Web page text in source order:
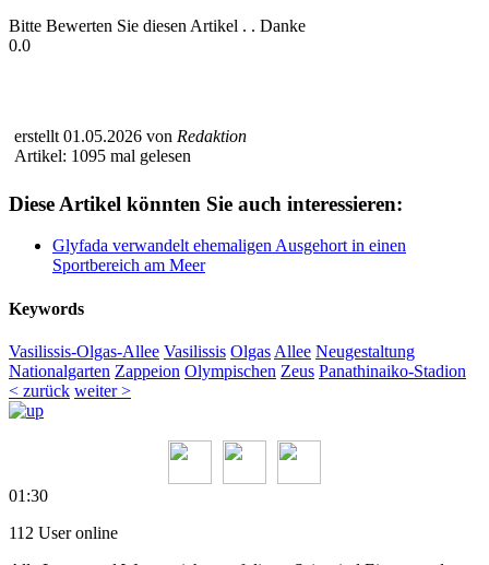
Bitte Bewerten Sie diesen Artikel . . Danke
0.0
erstellt 01.05.2026 von Redaktion
Artikel: 1095 mal gelesen
Diese Artikel könnten Sie auch interessieren:
Glyfada verwandelt ehemaligen Ausgehort in einen
Sportbereich am Meer
Keywords
Vasilissis-Olgas-Allee Vasilissis Olgas Allee Neugestaltung
Nationalgarten Zappeion Olympischen Zeus Panathinaiko-Stadion
< zurück weiter >
01:30
112 User online